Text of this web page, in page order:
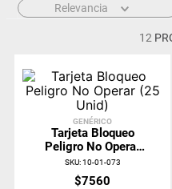
Relevancia
12
GENÉRICO
Tarjeta Bloqueo
Peligro No Operar
(25 Unid)
SKU:10-01-073
$7560